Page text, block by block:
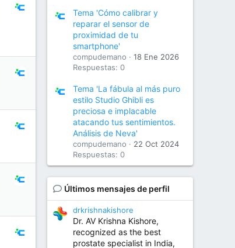
Tema 'Cómo calibrar y
reparar el sensor de
proximidad de tu
smartphone'
compudemano
18 Ene 2026
Respuestas: 0
Tema 'La fábula al más puro
estilo Studio Ghibli es
preciosa e implacable
atacando tus sentimientos.
Análisis de Neva'
compudemano
22 Oct 2024
Respuestas: 0
Últimos mensajes de perfil
drkrishnakishore
Dr. AV Krishna Kishore,
recognized as the best
prostate specialist in India,